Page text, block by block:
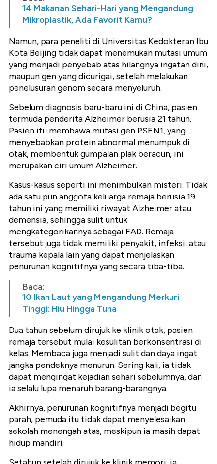
14 Makanan Sehari-Hari yang Mengandung
Mikroplastik, Ada Favorit Kamu?
Namun, para peneliti di Universitas Kedokteran Ibu
Kota Beijing tidak dapat menemukan mutasi umum
yang menjadi penyebab atas hilangnya ingatan dini,
maupun gen yang dicurigai, setelah melakukan
penelusuran genom secara menyeluruh.
Sebelum diagnosis baru-baru ini di China, pasien
termuda penderita Alzheimer berusia 21 tahun.
Pasien itu membawa mutasi gen PSEN1, yang
menyebabkan protein abnormal menumpuk di
otak, membentuk gumpalan plak beracun, ini
merupakan ciri umum Alzheimer.
Kasus-kasus seperti ini menimbulkan misteri. Tidak
ada satu pun anggota keluarga remaja berusia 19
tahun ini yang memiliki riwayat Alzheimer atau
demensia, sehingga sulit untuk
mengkategorikannya sebagai FAD. Remaja
tersebut juga tidak memiliki penyakit, infeksi, atau
trauma kepala lain yang dapat menjelaskan
penurunan kognitifnya yang secara tiba-tiba.
Baca:
10 Ikan Laut yang Mengandung Merkuri
Tinggi: Hiu Hingga Tuna
Dua tahun sebelum dirujuk ke klinik otak, pasien
remaja tersebut mulai kesulitan berkonsentrasi di
kelas. Membaca juga menjadi sulit dan daya ingat
jangka pendeknya menurun. Sering kali, ia tidak
dapat mengingat kejadian sehari sebelumnya, dan
ia selalu lupa menaruh barang-barangnya.
Akhirnya, penurunan kognitifnya menjadi begitu
parah, pemuda itu tidak dapat menyelesaikan
sekolah menengah atas, meskipun ia masih dapat
hidup mandiri.